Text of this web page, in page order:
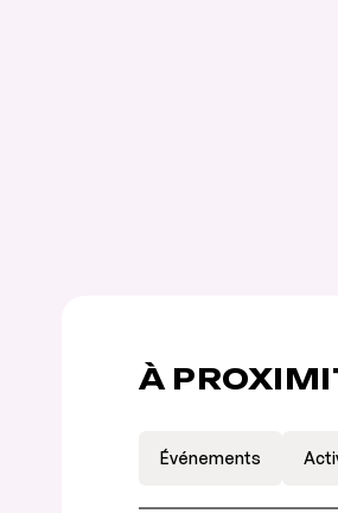
À
Événements